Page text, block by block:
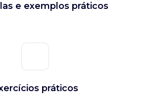
e exemplos práticos
práticos